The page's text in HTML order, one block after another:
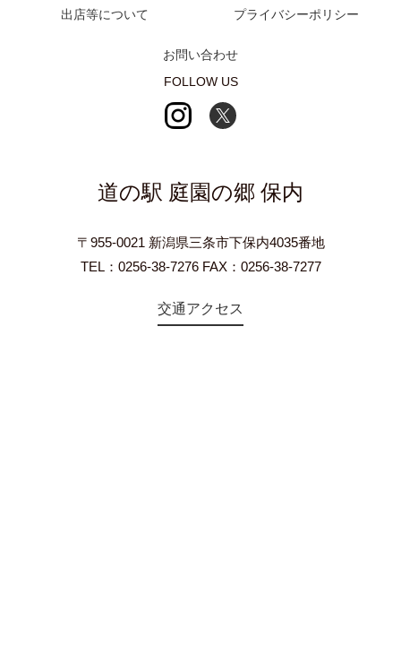
出店等について
プライバシーポリシー
お問い合わせ
FOLLOW US
道の駅 庭園の郷 保内
〒955-0021 新潟県三条市下保内4035番地
TEL：0256-38-7276 FAX：0256-38-7277
交通アクセス